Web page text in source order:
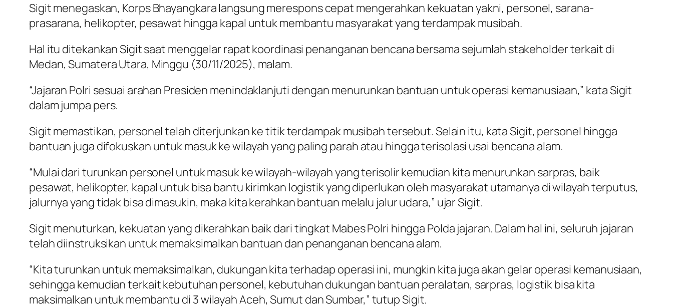
Sigit menegaskan, Korps Bhayangkara langsung merespons cepat mengerahkan kekuatan yakni, personel, sarana-
prasarana, helikopter, pesawat hingga kapal untuk membantu masyarakat yang terdampak musibah.
Hal itu ditekankan Sigit saat menggelar rapat koordinasi penanganan bencana bersama sejumlah stakeholder terkait di
Medan, Sumatera Utara, Minggu (30/11/2025), malam.
“Jajaran Polri sesuai arahan Presiden menindaklanjuti dengan menurunkan bantuan untuk operasi kemanusiaan,” kata Sigit
dalam jumpa pers.
Sigit memastikan, personel telah diterjunkan ke titik terdampak musibah tersebut. Selain itu, kata Sigit, personel hingga
bantuan juga difokuskan untuk masuk ke wilayah yang paling parah atau hingga terisolasi usai bencana alam.
“Mulai dari turunkan personel untuk masuk ke wilayah-wilayah yang terisolir kemudian kita menurunkan sarpras, baik
pesawat, helikopter, kapal untuk bisa bantu kirimkan logistik yang diperlukan oleh masyarakat utamanya di wilayah terputus,
jalurnya yang tidak bisa dimasukin, maka kita kerahkan bantuan melalu jalur udara,” ujar Sigit.
Sigit menuturkan, kekuatan yang dikerahkan baik dari tingkat Mabes Polri hingga Polda jajaran. Dalam hal ini, seluruh jajaran
telah diinstruksikan untuk memaksimalkan bantuan dan penanganan bencana alam.
“Kita turunkan untuk memaksimalkan, dukungan kita terhadap operasi ini, mungkin kita juga akan gelar operasi kemanusiaan,
sehingga kemudian terkait kebutuhan personel, kebutuhan dukungan bantuan peralatan, sarpras, logistik bisa kita
maksimalkan untuk membantu di 3 wilayah Aceh, Sumut dan Sumbar,” tutup Sigit.